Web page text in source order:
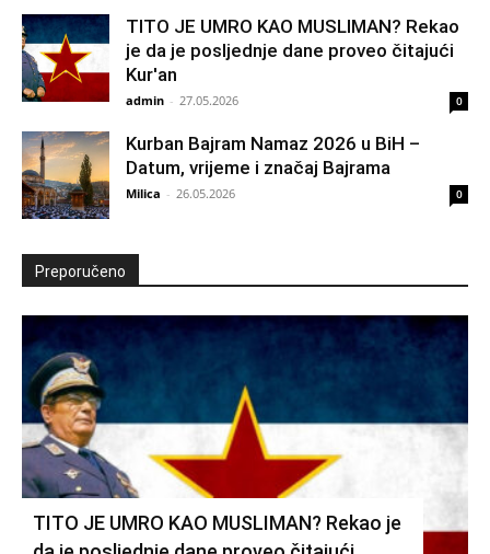
TITO JE UMRO KAO MUSLIMAN? Rekao
je da je posljednje dane proveo čitajući
Kur'an
admin - 27.05.2026 0
Kurban Bajram Namaz 2026 u BiH –
Datum, vrijeme i značaj Bajrama
Milica - 26.05.2026 0
Preporučeno
TITO JE UMRO KAO MUSLIMAN? Rekao je